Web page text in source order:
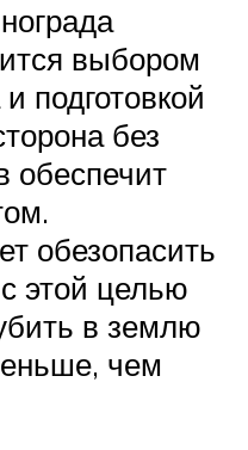
выбором
подготовкой
без
обеспечит
обезопасить
этой целью
в землю
чем